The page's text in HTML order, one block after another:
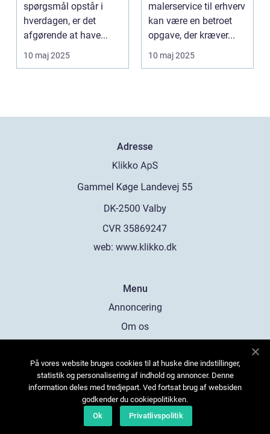
spørgsmål opstår i
hverdagen, er det
afgørende at have...
10 maj 2025
malerservice til erhverv
kan være en betroet
opgave, der kræver...
10 maj 2025
Adresse
web: www.klikko.dk
Menu
Annoncering
Om os
Kontakt os
Sitemap
På vores website bruges cookies til at huske dine indstillinger,
statistik og personalisering af indhold og annoncer. Denne
information deles med tredjepart. Ved fortsat brug af websiden
godkender du cookiepolitikken.
Ok
Privatlivspolitik